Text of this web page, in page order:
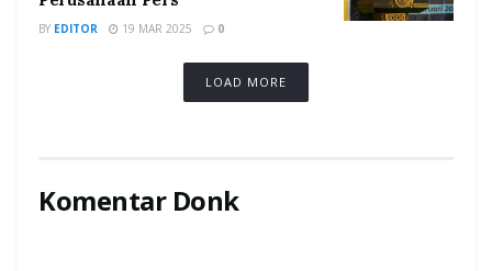
BY EDITOR 19 MAR 2025 0
LOAD MORE
Komentar Donk